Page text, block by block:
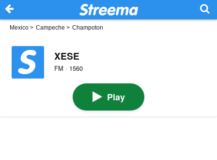
Mexico > Campeche > Champoton
XESE
FM · 1560
Play